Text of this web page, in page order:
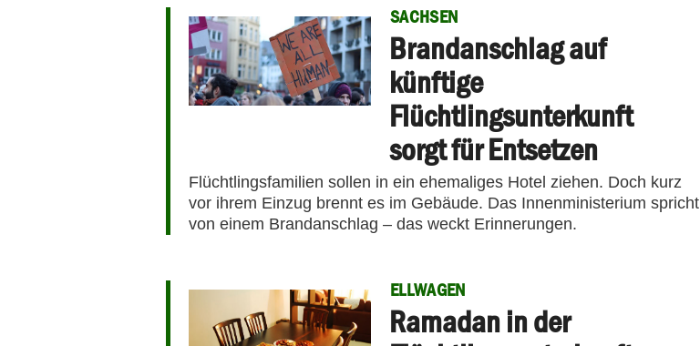
SACHSEN
Brandanschlag auf
künftige
Flüchtlingsunterkunft
sorgt für Entsetzen
Flüchtlingsfamilien sollen in ein ehemaliges Hotel ziehen. Doch kurz
vor ihrem Einzug brennt es im Gebäude. Das Innenministerium spricht
von einem Brandanschlag – das weckt Erinnerungen.
ELLWAGEN
Ramadan in der